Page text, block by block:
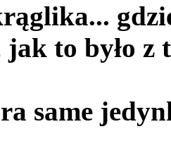
to było z
same